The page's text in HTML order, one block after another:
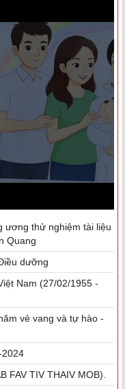
ương thử nghiệm tài liệu
Quang
dưỡng
Nam (27/02/1955 -
vẻ vang và tự hào -
2024
FAV TIV THAIV MOB).